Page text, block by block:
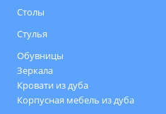
Столы
Стулья
Обувницы
Зеркала
Кровати из дуба
Корпусная мебель из дуба